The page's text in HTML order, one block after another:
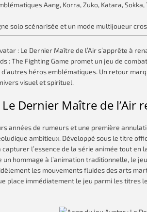
Aang, Korra, Zuko, Katara,
solo scénarisée et un mode multijoueur
: Le Dernier Maître de l’Air s’apprête à
: The Fighting Game promet un jeu de
d’autres héros emblématiques. Un retour
visuel et spirituel.
Dernier Maître de l’Air
années de rumeurs et une première
ambitieux. Développé sous le titre
capturer l’essence de la série animée tout en
un hommage à l’animation traditionnelle, le
les mouvements fluides des arts
place immédiatement le jeu parmi les titres